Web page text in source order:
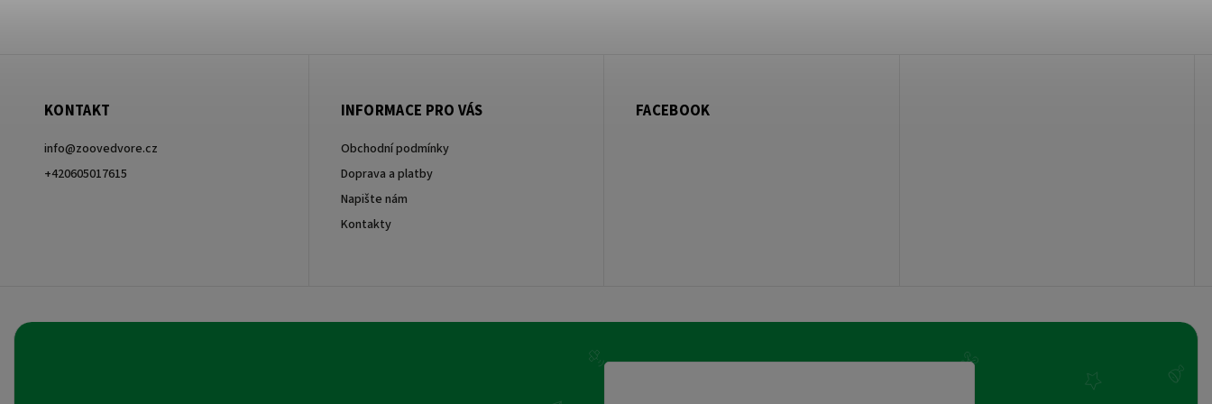
KONTAKT
info@zoovedvore.cz
+420605017615
INFORMACE PRO VÁS
Obchodní podmínky
Doprava a platby
Napište nám
Kontakty
FACEBOOK